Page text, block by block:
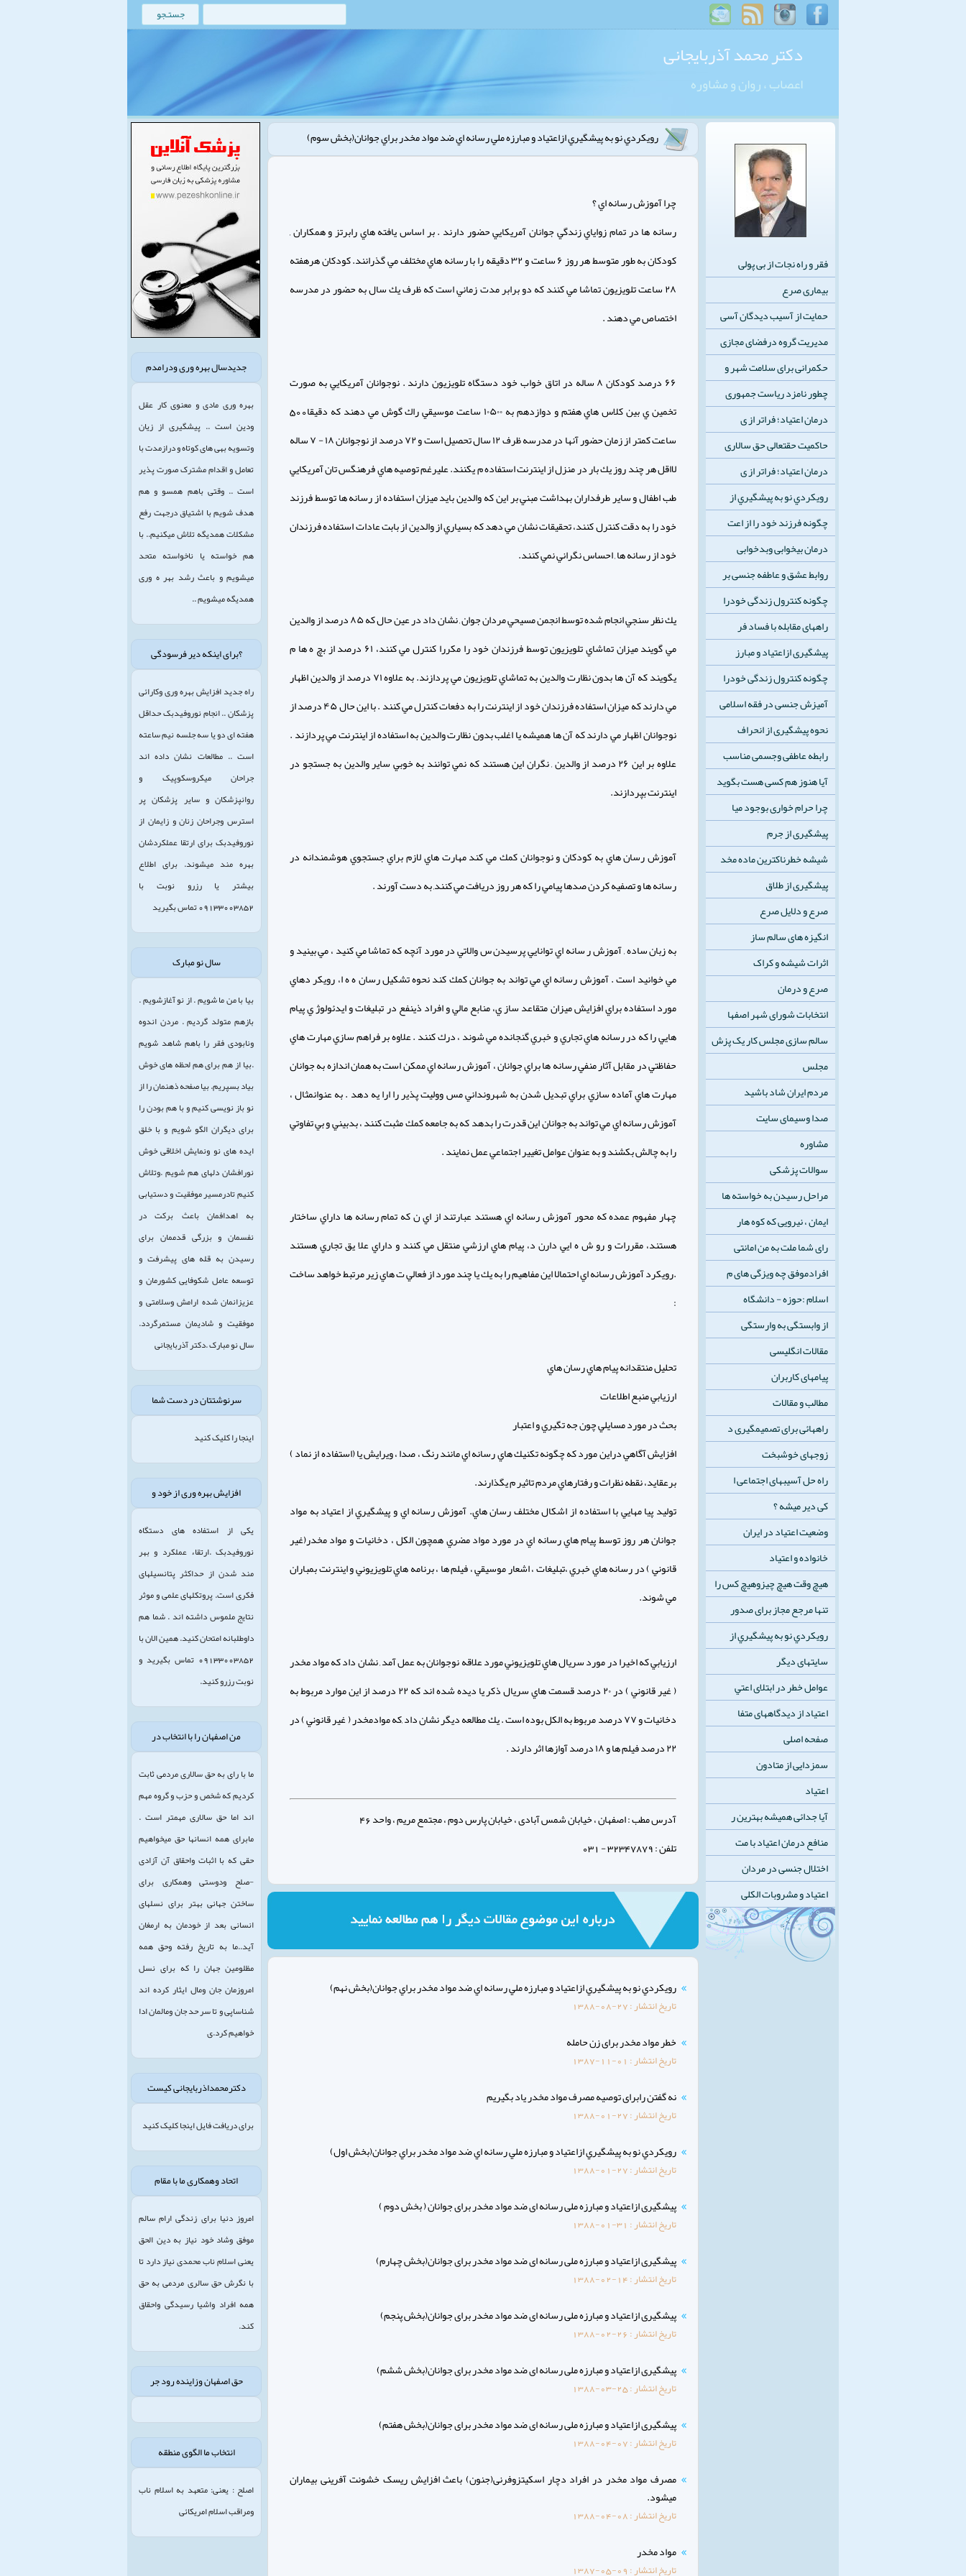
دکتر محمد آذربایجانی
اعصاب ، روان و مشاوره
جدیدسال بهره وری ودرامدم
بهره وری مادی و معنوی کار عقل
ودین است .. پیشگیری از زیان
وتسویه بهی های کوتاه و درازمدت با
تعامل و اقدام مشترک صورت پذیر
است .. وقتی باهم همسو و هم
هدف شویم با اشتیاق درجهت رفع
مشکلات همدیگه تلاش میکنیم.. با
هم خواسته یا ناخواسته متحد
میشویم و باعث رشد بهر ه وری
همدیگه میشویم ..
؟برای اینکه دیر فرسودگی
راه جدید افزایش بهره وری وکارائی
پزشکان .. انجام نوروفیدبک حداقل
هفته ای دو یا سه جلسه نیم ساعته
است .. مطالعات نشان داده اند
جراحان میکروسکوپیک و
روانپزشکان و سایر پزشکان پر
استرس وجراحان زنان و زایمان از
نوروفیدبک برای ارتقا عملکردشان
بهره مند میشوند. برای اطلاع
بیشتر یا رزرو نوبت با
09133003852 تماس بگیرید
سال نو مبارک
بیا با من ما شویم . از نو آغازشویم .
بازهم متولد گردیم . مردن اندوه
ونابودی فقر را باهم شاهد شویم
.بیا از هم برای هم لحظه های خوش
بیاد بسپریم. بیا صفحه ذهنمان را از
نو باز نویسی کنیم و با هم بودن را
برای دیگران الگو شویم و با خلق
ایده های نو ونمایش اخلاقی خوش
نورافشان دلهای هم شویم .وتلاش
کنیم تادرمسیر موفقیت و دستیابی
به اهدافمان باعث برکت در
نفسمان و بزرگی قدممان برای
رسیدن به قله های پیشرفت و
توسعه عامل شکوفایی کشورمان و
عزیزانمان شده ارامش وسلامتی و
موفقیت و شادیمان مستمرگردد.
سال نو مبارک .دکتر آذربایجانی
سرنوشتتان در دست شما
اینجا را کلیک کنید
افزایش بهره وری از خود و
یکی از استفاده های دستگاه
نوروفیدبک .ارتقاء عملکرد و بهر
مند شدن از حداکثر پتانسیلهای
فکری است. پروتکلهای علمی و موثر
نتایج ملموس داشته اند . شما هم
داوطلبانه امتحان کنید. همین الان با
09133003852 تماس بگیرید و
نوبت رزرو کنید.
من اصفهان را با انتخاب در
ما با رای به حق سالاری مردمی ثابت
کردیم که شخص و حزب و گروه مهم
اند اما حق سالاری مهمتر است .
مابرای همه انسانها حق میخواهیم
حقی که با اثبات واحقاق آن آزادی
-صلح ودوستی وهمکاری برای
ساختن جهانی بهتر برای نسلهای
انسانی بعد از خودمان به ارمغان
آید..ما به تاریخ رفته وحق همه
مظلومین جهان را که برای نسل
امروزمان جان ومال ایثار کرده اند
شناساپی و تا سر حد جان ومالمان ادا
خواهیم کرد.ی
دکترمحمداذربایجانی کیست
برای دریافت فایل اینجا کلیک کنید
اتحاد وهمکاری ما با مقام
امروز دنیا برای زندگی ارام سالم
موفق وشاد خود نیاز به دین الحق
یعنی اسلام ناب محمدی نیاز دارد تا
با نگرش حق سالری مردمی به حق
همه افراد واشیا رسیدگی واحقاق
کند.
حق اصفهان وزاینده رود جر
انتخاب ما الگوی منطقه
اصلح : یعنی: متعهد به اسلام ناب
ومراقب اسلام امریکائی
رويكردي نو به پيشگيري ازاعتياد و مبارزه ملي رسانه اي ضد مواد مخدر براي جوانان(بخش سوم)
چرا آموزش رسانه اي ؟
رسانه ها در تمام زواياي زندگي جوانان آمريكايي حضور دارند . بر اساس يافته هاي رابرتز و همكاران ,
كودكان به طور متوسط هر روز ۶ ساعت و ۳۲ دقيقه را با رسانه هاي مختلف مي گذرانند. كودكان هرهفته
۲۸ ساعت تلويزيون تماشا مي كنند كه دو برابر مدت زماني است كه ظرف يك سال به حضور در مدرسه
اختصاص مي دهند .
۶۶ درصد كودكان ۸ ساله در اتاق خواب خود دستگاه تلويزيون دارند . نوجوانان آمريكايي به صورت
تخمين ي بين كلاس هاي هفتم و دوازدهم به ۱۰۵۰۰ ساعت موسيقي راك گوش مي دهند كه دقيقا500
ساعت كمتر از زمان حضور آنها در مدرسه ظرف ۱۲ سال تحصيل است و ۷۲ درصد از نوجوانان ۱۸ - ۷ ساله
لااقل هر چند روز يك بار در منزل از اينترنت استفاده م يكنند. عليرغم توصيه هاي فرهنگس تان آمريكايي
طب اطفال و ساير طرفداران بهداشت مبني بر اين كه والدين بايد ميزان استفاده از رسانه ها توسط فرزند
خود را به دقت كنترل كنند، تحقيقات نشان مي دهد كه بسياري از والدين از بابت عادات استفاده فرزندان
خود از رسانه ها , احساس نگراني نمي كنند.
يك نظر سنجي انجام شده توسط انجمن مسيحي مردان جوان , نشان داد در عين حال كه ۸۵ درصد از والدين
مي گويند ميزان تماشاي تلويزيون توسط فرزندان خود را مكررا كنترل مي كنند، ۶۱ درصد از بچ ه ها م
يگويند كه آن ها بدون نظارت والدين به تماشاي تلويزيون مي پردازند. به علاوه ۷۱ درصد از والدين اظهار
مي دارند كه ميزان استفاده فرزندان خود از اينترنت را به دفعات كنترل مي كنند . با اين حال ۴۵ درصد از
نوجوانان اظهار مي دارند كه آن ها هميشه يا اغلب بدون نظارت والدين به استفاده از اينترنت مي پردازند .
علاوه بر اين ۲۶ درصد از والدين , نگران اين هستند كه نمي توانند به خوبي ساير والدين به جستجو در
اينترنت بپردازند.
آموزش رسان هاي به كودكان و نوجوانان كمك مي كند مهارت هاي لازم براي جستجوي هوشمندانه در
رسانه ها و تصفيه كردن صدها پيامي را كه هر روز دريافت مي كنند, به دست آورند .
به زبان ساده , آموزش ر سانه اي توانايي پرسيدن س والاتي در مورد آنچه كه تماشا مي كنيد ، مي بينيد و
مي خوانيد است . آموزش رسانه اي مي تواند به جوانان كمك كند نحوه تشكيل رسان ه ه ا، رويكر دهاي
مورد استفاده براي افزايش ميزان متقاعد ساز ي، منابع مالي و افراد ذينفع در تبليغات و ايدئولوژ ي پيام
هايي را كه در رسانه هاي تجاري و خبري گنجانده مي شوند ، درك كنند . علاوه بر فراهم سازي مهارت هاي
حفاظتي در مقابل آثار منفي رسانه ها براي جوانان ، آموزش رسانه اي ممكن است به همان اندازه به جوانان
مهارت هاي آماده سازي براي تبديل شدن به شهرونداني مس ووليت پذير را ارا يه دهد . به عنوانمثال ،
آموزش رسانه اي مي تواند به جوانان اين قدرت را بدهد كه به جامعه كمك مثبت كنند ، بدبيني و بي تفاوتي
را به چالش بكشند و به عنوان عوامل تغيير اجتماعي عمل نمايند .
چهار مفهوم عمده كه محور آموزش رسانه اي هستند عبارتند از اي ن كه تمام رسانه ها داراي ساختار
هستند، مقررات و رو ش ه ايي دارن د، پيام هاي ارزشي منتقل مي كنند و داراي علا يق تجاري هستند
.رويكرد آموزش رسانه اي احتمالا اين مفاهيم را به يك يا چند مورد از فعالي ت هاي زير مرتبط خواهد ساخت
:
تحليل منتقدانه پيام هاي رسان هاي
ارزيابي منبع اطلاعات
بحث در مورد مسايلي چون جه تگيري و اعتبار
افزايش آگاهي دراين مورد كه چگونه تكنيك هاي رسانه اي مانند رنگ ، صدا ، ويرايش يا (استفاده از نماد )
برعقايد، نقطه نظرات و رفتارهاي مردم تاثير م يگذارند.
توليد پيا مهايي با استفاده از اشكال مختلف رسان هاي. آموزش رسانه اي و پيشگيري از اعتياد به مواد
جوانان هر روز توسط پيام هاي رسانه اي در مورد مواد مضري همچون الكل ، دخانيات و مواد مخدر(غير
قانوني ) در رسانه هاي خبري ،تبليغات ، اشعار موسيقي ، فيلم ها ، برنامه هاي تلويزيوني و اينترنت بمباران
مي شوند.
ارزيابي كه اخيرا در مورد سريال هاي تلويزيوني مورد علاقه نوجوانان به عمل آمد , نشان داد كه مواد مخدر
( غير قانوني ) در ۲۰ درصد قسمت هاي سريال ذكر يا ديده شده اند كه ۲۲ درصد از اين موارد مربوط به
دخانيات و ۷۷ درصد مربوط به الكل بوده است . يك مطالعه ديگر نشان داد ,كه موادمخدر ( غير قانوني ) در
۲۲ درصد فيلم ها و ۱۸ درصد آوازها اثر دارند .
آدرس مطب : اصفهان ، خیابان شمس آبادی ، خیابان پارس دوم ، مجتمع مریم ، واحد 46
تلفن : 32347879 - 031
رويكردي نو به پيشگيري ازاعتياد و مبارزه ملي رسانه اي ضد مواد مخدر براي جوانان(بخش نهم)
تاریخ انتشار :1388-08-27
خطر مواد مخدر برای زن حامله
تاریخ انتشار : 1387-11-01
نه گفتن رابرای توصیه مصرف مواد مخدر یاد بگیریم
تاریخ انتشار :1388-01-27
رويكردي نو به پيشگيري ازاعتياد و مبارزه ملي رسانه اي ضد مواد مخدر براي جوانان(بخش اول)
تاریخ انتشار :1388-01-27
پیشگیری ازاعتیاد و مبارزه ملی رسانه ای ضد مواد مخدر برای جوانان ( بخش دوم )
تاریخ انتشار : 1388-01-31
پیشگیری ازاعتیاد و مبارزه ملی رسانه ای ضد مواد مخدر برای جوانان(بخش چهارم)
تاریخ انتشار :1388-02-14
پیشگیری ازاعتیاد و مبارزه ملی رسانه ای ضد مواد مخدر برای جوانان(بخش پنجم)
تاریخ انتشار :1388-02-26
پیشگیری ازاعتیاد و مبارزه ملی رسانه ای ضد مواد مخدر برای جوانان(بخش ششم)
تاریخ انتشار :1388-03-25
پیشگیری ازاعتیاد و مبارزه ملی رسانه ای ضد مواد مخدر برای جوانان(بخش هفتم)
تاریخ انتشار :1388-04-07
مصرف مواد مخدر در افراد دچار اسکیتزوفرنی(جنون) باعث افزایش ریسک خشونت آفرینی بیماران
میشود.
تاریخ انتشار :1388-04-08
مواد مخدر
تاریخ انتشار :1387-05-09
فقر و راه نجات از بی پولی
بیماری صرع
حمایت از آسیب دیدگان آسی
مدیریت گروه درفضای مجازی
حکمرانی برای سلامت شهر و
چطور نامزد ریاست جمهوری
درمان اعتیاد؛ فراتر از ی
حاکمیت حقتعالی حق سالاری
درمان اعتیاد؛ فراتر از ی
رويكردي نو به پيشگيري از
چگونه فرزند خود را از اعت
درمان بیخوابی وبدخوابی
روابط عشق و عاطفه جنسی بر
چگونه کنترول زندگی خودرا
راههای مقابله با فساد فر
پیشگیری ازاعتیاد و مبارز
چگونه کنترول زندگی خودرا
آمیزش جنسی در فقه اسلامی
نحوه پیشگیری از انحراف
رابطه عاطفی وجسمی مناسب
آیا هنوز هم کسی هست بگوید
چرا حرام خواری بوجود میا
پیشگیری از جرم
شیشه خطرناکترین ماده مخد
پیشگیری از طلاق
صرع و دلایل صرع
انگیزه های سالم ساز
اثرات شیشه و کراک
صرع و درمان
انتخابات شورای شهر اصفها
سالم سازی مجلس کار یک پزش
مجلس
مردم ایران شاد باشید
صدا وسیمای سایت
مشاوره
سوالات پزشکی
مراحل رسیدن به خواسته ها
ایمان ، نیرویی که کوه هار
رای شما ملت به من امانتی
افرادموفق چه ویزگی های م
اسلام :حوزه - دانشگاه
از وابستگی به وارستگی
مقالات انگلیسی
پیامهای کاربران
مطالب و مقالات
راههائی برای تصمیمگیری د
زوجهای خوشبخت
راه حل آسيبهای اجتماعی ا
کی دیر میشه ؟
وضعیت اعتیاد در ایران
خانواده و اعتیاد
هیچ وقت هیچ چیزوهیچ کس را
تنها مرجع مجاز برای صدور
رويكردي نو به پيشگيري از
سایتهای دیگر
عوامل خطر در ابتلای اعتي
اعتیاد از دیدگاههای متفا
صفحه اصلی
سمزدایی از متادون
اعتیاد
آیا جدائی همیشه بهترین ر
منافع درمان اعتیاد با مت
اختلال جنسی در مردان
اعتیاد و مشروبات الکلی